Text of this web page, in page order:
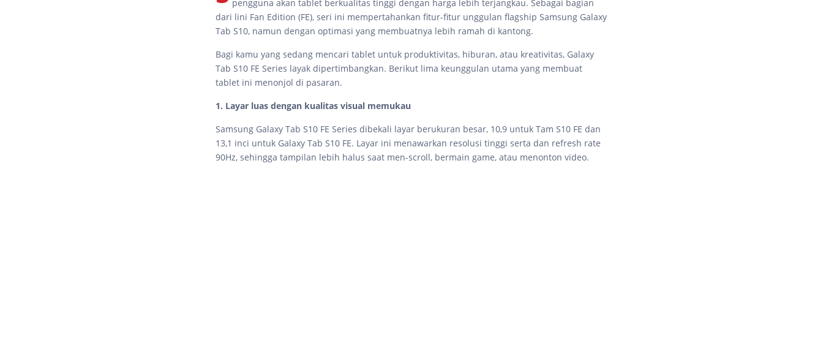
pengguna akan tablet berkualitas tinggi dengan harga lebih terjangkau. Sebagai bagian
dari lini Fan Edition (FE), seri ini mempertahankan fitur-fitur unggulan flagship Samsung Galaxy
Tab S10, namun dengan optimasi yang membuatnya lebih ramah di kantong.
Bagi kamu yang sedang mencari tablet untuk produktivitas, hiburan, atau kreativitas, Galaxy
Tab S10 FE Series layak dipertimbangkan. Berikut lima keunggulan utama yang membuat
tablet ini menonjol di pasaran.
1. Layar luas dengan kualitas visual memukau
Samsung Galaxy Tab S10 FE Series dibekali layar berukuran besar, 10,9 untuk Tam S10 FE dan
13,1 inci untuk Galaxy Tab S10 FE. Layar ini menawarkan resolusi tinggi serta dan refresh rate
90Hz, sehingga tampilan lebih halus saat men-scroll, bermain game, atau menonton video.